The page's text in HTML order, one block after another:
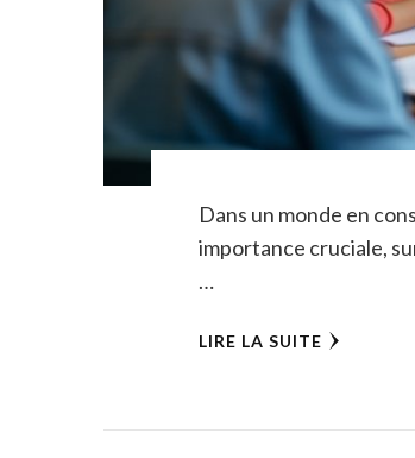
Dans un monde en
importance cruciale,
…
LIRE LA SUITE